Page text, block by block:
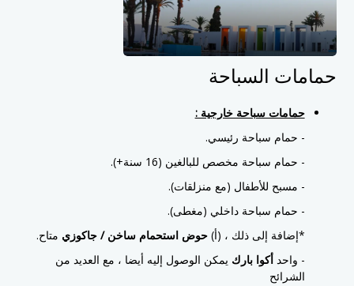
حمامات السباحة
حمامات سباحة خارجية :
- حمام سباحة رئيسي.
- حمام سباحة مخصص للبالغين (16 سنة+).
- مسبح للأطفال (مع منزلقات).
- حمام سباحة داخلي (مغطى).
*إضافة إلى ذلك ، (أ)حوض استحمام ساخن / جاكوزي متاح.
- واحدأكوا بارك يمكن الوصول إليه أيضا ، مع العديد من
الشرائح